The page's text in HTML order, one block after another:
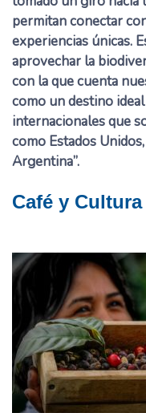
permitan conectar
experiencias únicas.
aprovechar la
con la que cuenta
como un destino
internacionales que
como Estados
Argentina”.
Café y